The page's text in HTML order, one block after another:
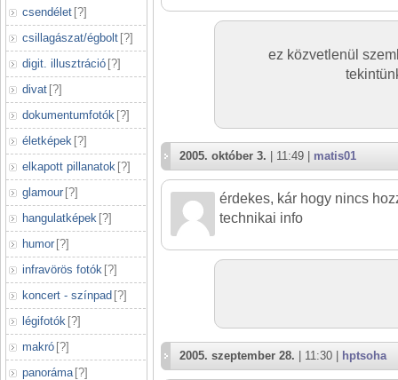
csendélet [?]
csillagászat/égbolt [?]
digit. illusztráció [?]
divat [?]
dokumentumfotók [?]
életképek [?]
elkapott pillanatok [?]
glamour [?]
hangulatképek [?]
humor [?]
infravörös fotók [?]
koncert - színpad [?]
légifotók [?]
makró [?]
panoráma [?]
ez közvetlenül
2005. október 3. | 11:49 | matis01
érdekes, kár hogy nincs
technikai info
2005. szeptember 28. | 11:30 | hptsoha